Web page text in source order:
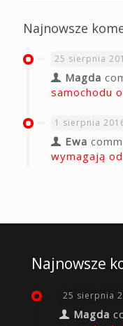
Najnowsze
25 sierpnia
Magda
samochodu
1 sierpnia
Ewa
wymagają
Najnowsze
25 sierpnia
Magda